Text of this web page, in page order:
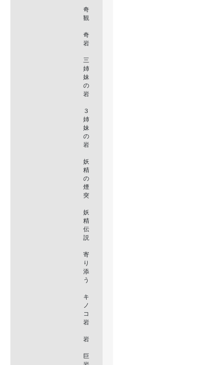
奇
観
奇
岩
三
姉
妹
の
岩
３
姉
妹
の
岩
妖
精
の
煙
突
妖
精
伝
説
寄
り
添
う
キ
ノ
コ
岩
岩
巨